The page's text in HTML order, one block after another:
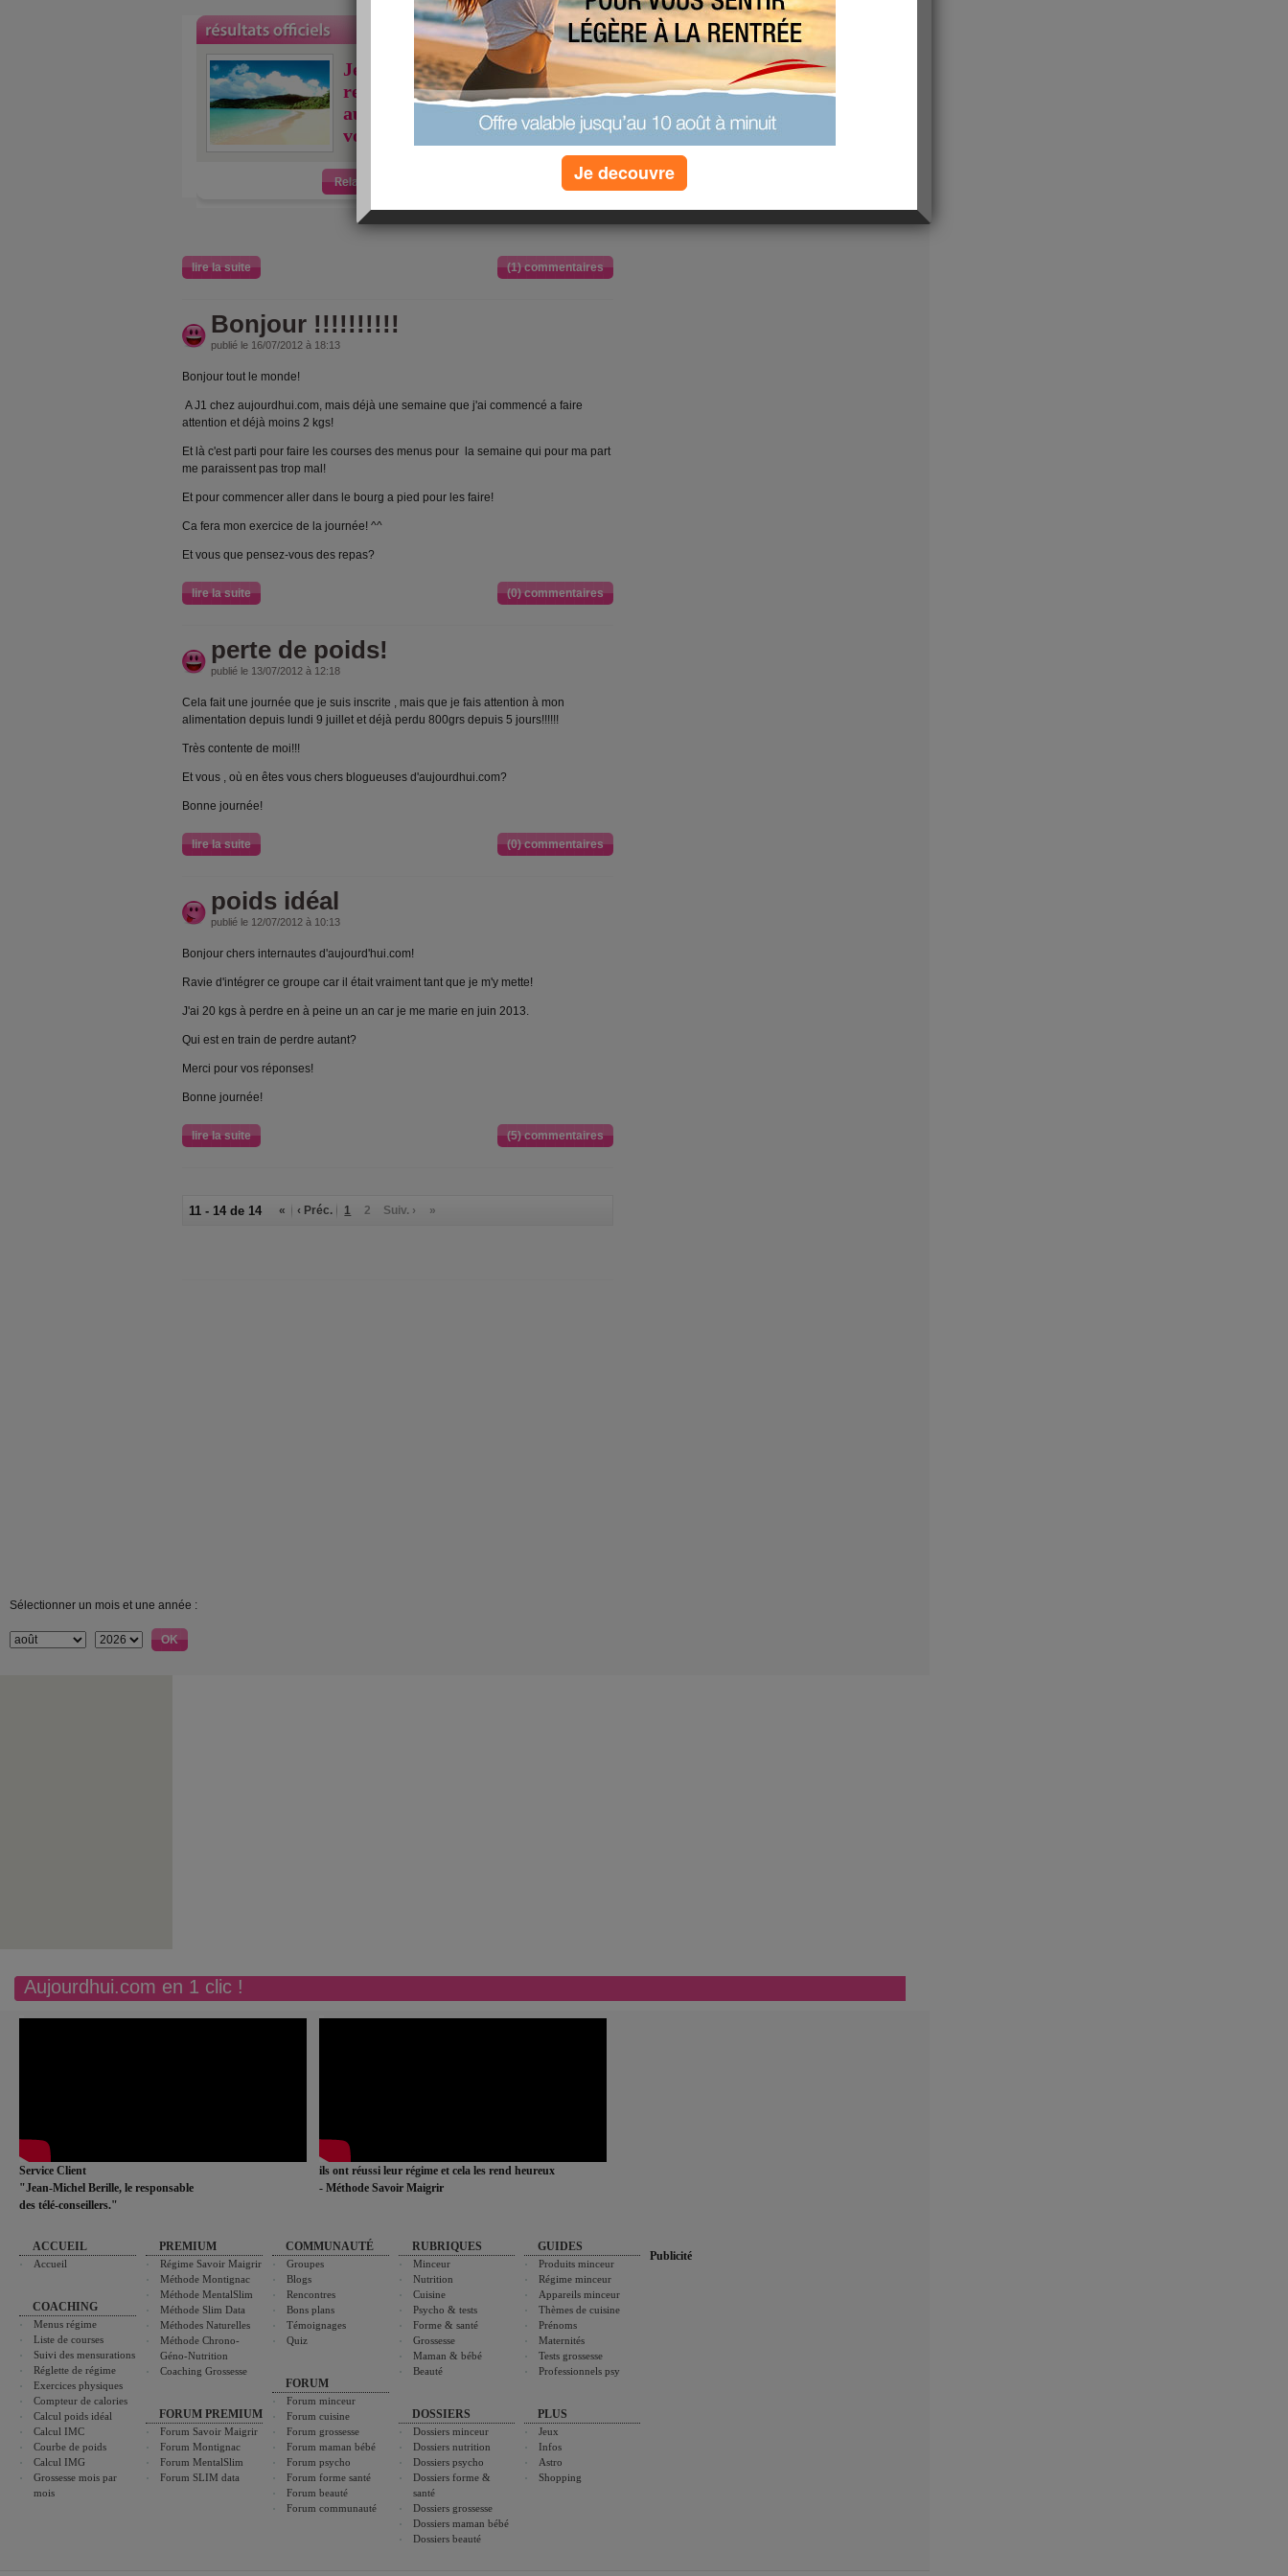
Je viens juste de me
relaxer 2 minutes sur
aujourdhui.com, et
vous ?
lire la suite (1) commentaires
Bonjour !!!!!!!!!!
publié le 16/07/2012 à 18:13
Bonjour tout le monde!
A J1 chez aujourdhui.com, mais déjà une semaine que j'ai commencé a faire
attention et déjà moins 2 kgs!
Et là c'est parti pour faire les courses des menus pour la semaine qui pour ma part
me paraissent pas trop mal!
Et pour commencer aller dans le bourg a pied pour les faire!
Ca fera mon exercice de la journée! ^^
Et vous que pensez-vous des repas?
lire la suite (0) commentaires
perte de poids!
publié le 13/07/2012 à 12:18
Cela fait une journée que je suis inscrite , mais que je fais attention à mon
alimentation depuis lundi 9 juillet et déjà perdu 800grs depuis 5 jours!!!!!!
Très contente de moi!!!
Et vous , où en êtes vous chers blogueuses d'aujourdhui.com?
Bonne journée!
lire la suite (0) commentaires
poids idéal
publié le 12/07/2012 à 10:13
Bonjour chers internautes d'aujourd'hui.com!
Ravie d'intégrer ce groupe car il était vraiment tant que je m'y mette!
J'ai 20 kgs à perdre en à peine un an car je me marie en juin 2013.
Qui est en train de perdre autant?
Merci pour vos réponses!
Bonne journée!
lire la suite (5) commentaires
11 - 14 de 14 « ‹ Préc. 1 2 Suiv. › »
Sélectionner un mois et une année :
Aujourdhui.com en 1 clic !
Service Client
"Jean-Michel Berille, le responsable
des télé-conseillers."
ils ont réussi leur régime et cela les rend heureux
- Méthode Savoir Maigrir
ACCUEIL
Accueil
COACHING
Menus régime
Liste de courses
Suivi des mensurations
Réglette de régime
Exercices physiques
Compteur de calories
Calcul poids idéal
Calcul IMC
Courbe de poids
Calcul IMG
Grossesse mois par
mois
PREMIUM
Régime Savoir Maigrir
Méthode Montignac
Méthode MentalSlim
Méthode Slim Data
Méthodes Naturelles
Méthode Chrono-
Géno-Nutrition
Coaching Grossesse
FORUM PREMIUM
Forum Savoir Maigrir
Forum Montignac
Forum MentalSlim
Forum SLIM data
COMMUNAUTÉ
Groupes
Blogs
Rencontres
Bons plans
Témoignages
Quiz
FORUM
Forum minceur
Forum cuisine
Forum grossesse
Forum maman bébé
Forum psycho
Forum forme santé
Forum beauté
Forum communauté
RUBRIQUES
Minceur
Nutrition
Cuisine
Psycho & tests
Forme & santé
Grossesse
Maman & bébé
Beauté
DOSSIERS
Dossiers minceur
Dossiers nutrition
Dossiers psycho
Dossiers forme &
santé
Dossiers grossesse
Dossiers maman bébé
Dossiers beauté
GUIDES
Produits minceur
Régime minceur
Appareils minceur
Thèmes de cuisine
Prénoms
Maternités
Tests grossesse
Professionnels psy
PLUS
Jeux
Infos
Astro
Shopping
Publicité
Je decouvre